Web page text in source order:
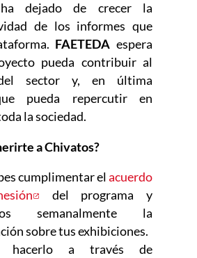
dejado de crecer la
de los informes que
FAETEDA espera
pueda contribuir al
sector y, en última
pueda repercutir en
la sociedad.
a Chivatos?
cumplimentar elacuerdo
Abre en nueva ventana
del programa y
semanalmente la
sobre tus exhibiciones.
hacerlo a través de